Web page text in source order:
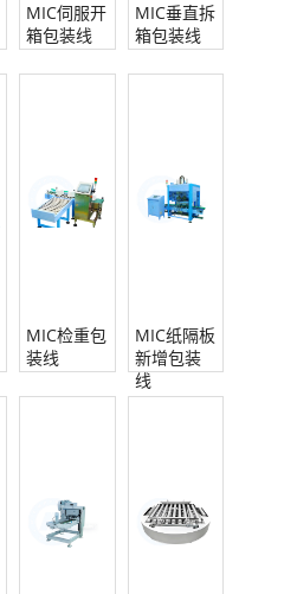
MIC伺服开
箱包装线
MIC垂直拆
箱包装线
MIC检重包
装线
MIC纸隔板
新增包装
线